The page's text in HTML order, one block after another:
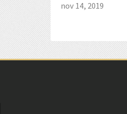
nov 14, 2019